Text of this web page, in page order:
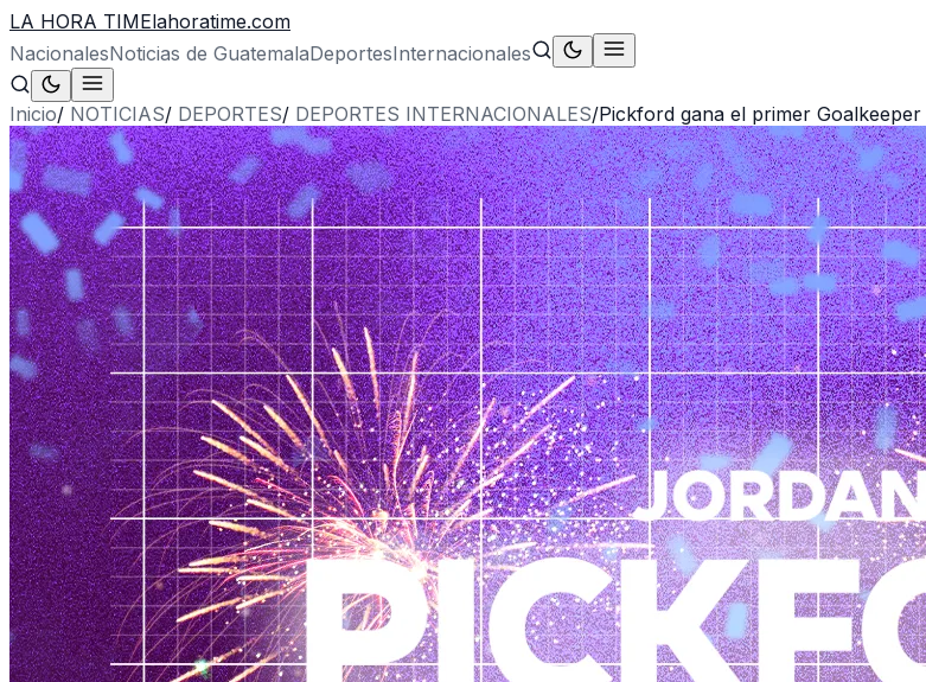
LA HORA TIMElahoratime.com
NacionalesNoticias de GuatemalaDeportesInternacionales
Inicio/ NOTICIAS/ DEPORTES/ DEPORTES INTERNACIONALES/Pickford gana el primer